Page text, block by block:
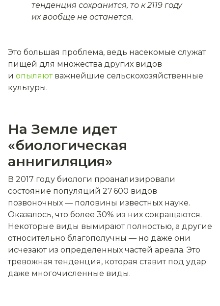
тенденция сохранится, то к 2119 году
их вообще не останется.
Это большая проблема, ведь насекомые служат
пищей для множества других видов
и опыляютважнейшие сельскохозяйственные
культуры.
На Земле идет
«биологическая
аннигиляция»
В 2017 году биологи проанализировали
состояние популяций 27 600 видов
позвоночных — половины известных науке.
Оказалось, что более 30% из них сокращаются.
Некоторые виды вымирают полностью, а другие
относительно благополучны — но даже они
исчезают из определенных частей ареала. Это
тревожная тенденция, которая ставит под удар
даже многочисленные виды.